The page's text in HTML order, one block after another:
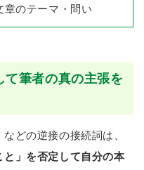
章のテーマ・問い
て筆者の真の主張を
どの逆接の接続詞は、
」を否定して自分の本